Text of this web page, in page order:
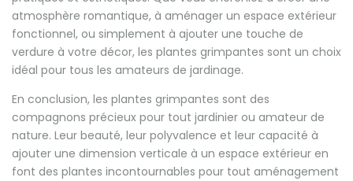
atmosphère romantique, à aménager un espace extérieur
fonctionnel, ou simplement à ajouter une touche de
verdure à votre décor, les plantes grimpantes sont un choix
idéal pour tous les amateurs de jardinage.
En conclusion, les plantes grimpantes sont des
compagnons précieux pour tout jardinier ou amateur de
nature. Leur beauté, leur polyvalence et leur capacité à
ajouter une dimension verticale à un espace extérieur en
font des plantes incontournables pour tout aménagement